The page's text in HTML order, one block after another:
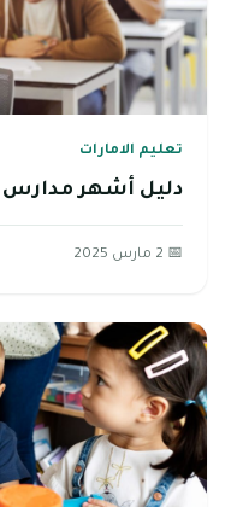
تعليم الامارات
دليل أشهر مدارس
📅 2 مارس 2025